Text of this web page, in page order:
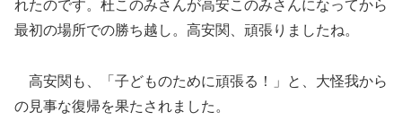
れたのです。 杜このみさんが高安このみさんになってから
最初の場所での勝ち越 し。高安関、頑張りましたね。
高安関も、「子どものために頑張る！」と、 大怪我から
の見事な復帰を果たされました。